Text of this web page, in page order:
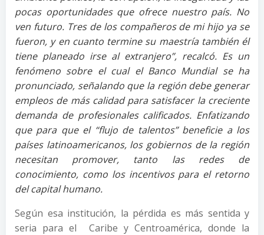
pocas oportunidades que ofrece nuestro país. No
ven futuro. Tres de los compañeros de mi hijo ya se
fueron, y en cuanto termine su maestría también él
tiene planeado irse al extranjero”, recalcó. Es un
fenómeno sobre el cual el Banco Mundial se ha
pronunciado, señalando que la región debe generar
empleos de más calidad para satisfacer la creciente
demanda de profesionales calificados. Enfatizando
que para que el “flujo de talentos” beneficie a los
países latinoamericanos, los gobiernos de la región
necesitan promover, tanto las redes de
conocimiento, como los incentivos para el retorno
del capital humano.
Según esa institución, la pérdida es más sentida y
seria para el Caribe y Centroamérica, donde la